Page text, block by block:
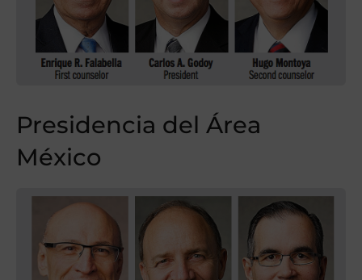
Presidencia del Área
México